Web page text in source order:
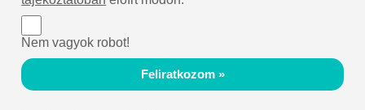
Nem vagyok robot!
Feliratkozom »